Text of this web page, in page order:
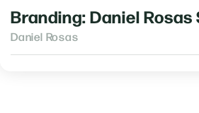
Branding: Daniel Rosas
Daniel Rosas